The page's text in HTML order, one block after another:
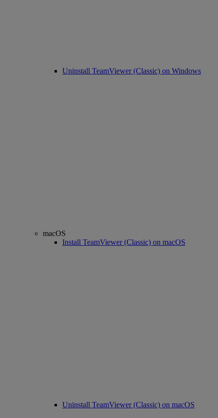
Uninstall TeamViewer (Classic) on Windows
macOS
Install TeamViewer (Classic) on macOS
Uninstall TeamViewer (Classic) on macOS